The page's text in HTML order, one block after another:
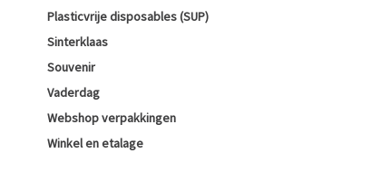
Plasticvrije disposables (SUP)
Sinterklaas
Souvenir
Vaderdag
Webshop verpakkingen
Winkel en etalage